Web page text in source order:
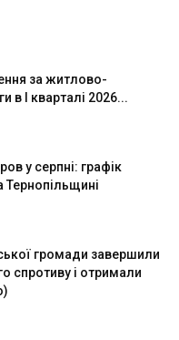
за житлово-
в І кварталі 2026...
у серпні: графік
Тернопільщині
громади завершили
спротиву і отримали